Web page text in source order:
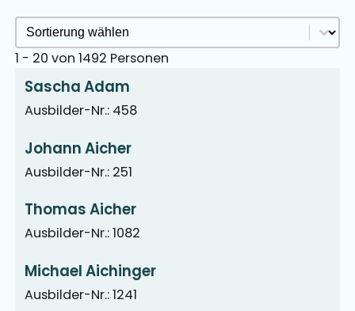
1 - 20 von 1492 Personen
Ausbilder Sortieren Archive
Sort content
Sascha Adam
Ausbilder-Nr.: 458
Johann Aicher
Ausbilder-Nr.: 251
Thomas Aicher
Ausbilder-Nr.: 1082
Michael Aichinger
Ausbilder-Nr.: 1241